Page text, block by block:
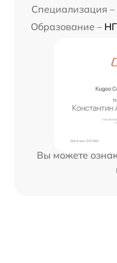
Специализация –
Образование –
Вы можете